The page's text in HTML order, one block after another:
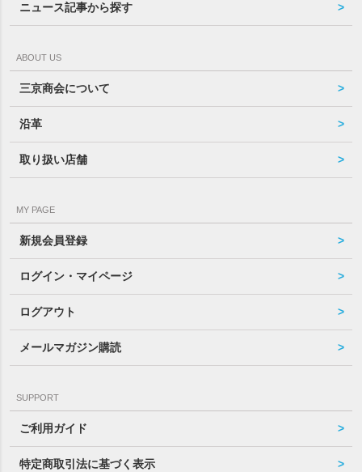
ニュース記事から探す
ABOUT US
三京商会について
沿革
取り扱い店舗
MY PAGE
新規会員登録
ログイン・マイページ
ログアウト
メールマガジン購読
SUPPORT
ご利用ガイド
特定商取引法に基づく表示